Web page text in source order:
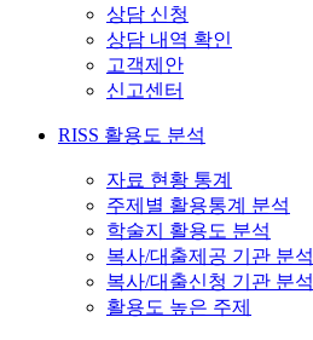
상담 신청
상담 내역 확인
고객제안
신고센터
RISS 활용도 분석
자료 현황 통계
주제별 활용통계 분석
학술지 활용도 분석
복사/대출제공 기관 분석
복사/대출신청 기관 분석
활용도 높은 주제